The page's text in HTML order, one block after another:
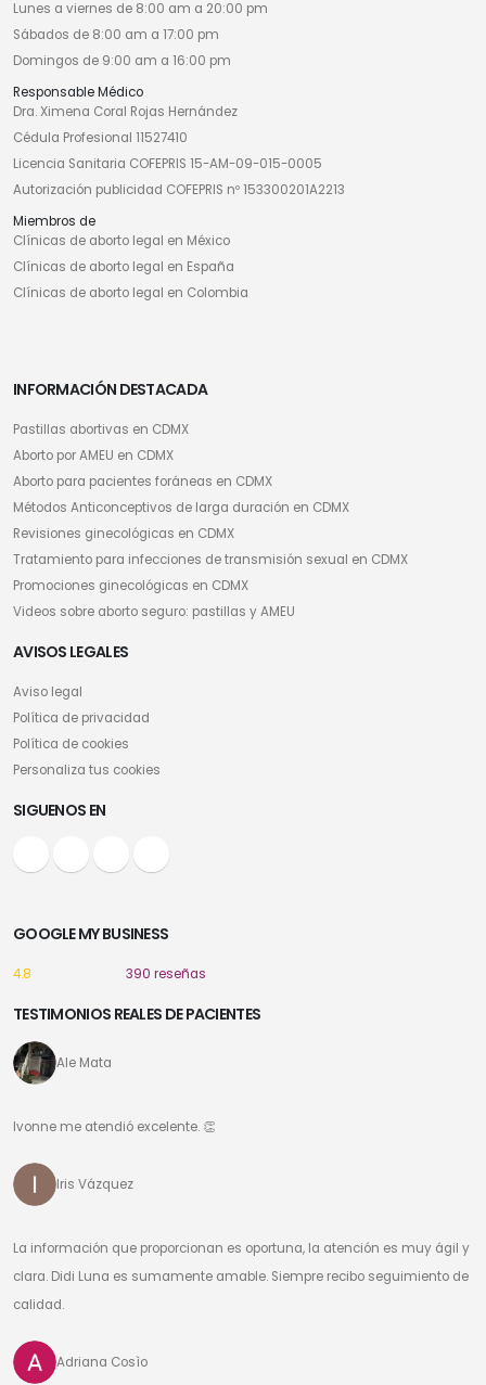
Lunes a viernes de 8:00 am a 20:00 pm
Sábados de 8:00 am a 17:00 pm
Domingos de 9:00 am a 16:00 pm
Responsable Médico
Dra. Ximena Coral Rojas Hernández
Cédula Profesional 11527410
Licencia Sanitaria COFEPRIS 15-AM-09-015-0005
Autorización publicidad COFEPRIS nº 153300201A2213
Miembros de
Clínicas de aborto legal en México
Clínicas de aborto legal en España
Clínicas de aborto legal en Colombia
INFORMACIÓN DESTACADA
Pastillas abortivas en CDMX
Aborto por AMEU en CDMX
Aborto para pacientes foráneas en CDMX
Métodos Anticonceptivos de larga duración en CDMX
Revisiones ginecológicas en CDMX
Tratamiento para infecciones de transmisión sexual en CDMX
Promociones ginecológicas en CDMX
Videos sobre aborto seguro: pastillas y AMEU
AVISOS LEGALES
Aviso legal
Política de privacidad
Política de cookies
Personaliza tus cookies
SIGUENOS EN
GOOGLE MY BUSINESS
4.8 390 reseñas
TESTIMONIOS REALES DE PACIENTES
Ale Mata
Ivonne me atendió excelente. 👏
Iris Vázquez
La información que proporcionan es oportuna, la atención es muy ágil y
clara. Didi Luna es sumamente amable. Siempre recibo seguimiento de
calidad.
Adriana Cosìo